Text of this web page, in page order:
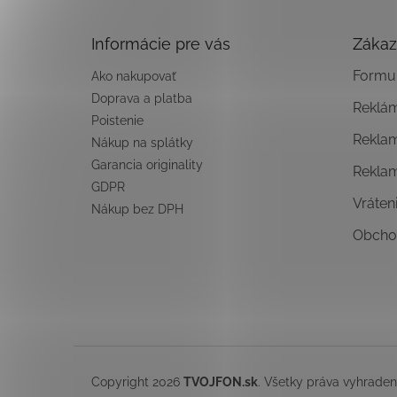
Informácie pre vás
Ako nakupovať
Doprava a platba
Poistenie
Nákup na splátky
Garancia originality
GDPR
Nákup bez DPH
Copyright 2026 TVOJFON.sk. Všetky práva